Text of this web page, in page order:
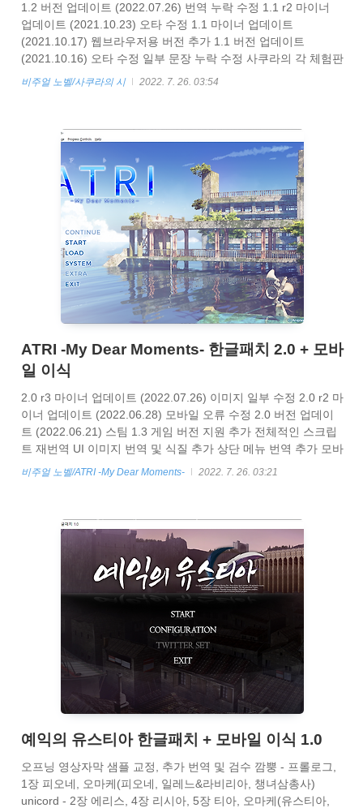
1.2 버전 업데이트 (2022.07.26) 번역 누락 수정 1.1 r2 마이너
업데이트 (2021.10.23) 오타 수정 1.1 마이너 업데이트
(2021.10.17) 웹브라우저용 버전 추가 1.1 버전 업데이트
(2021.10.16) 오타 수정 일부 문장 누락 수정 사쿠라의 각 체험판
한글패치 제작 번역 - unicord 이미지 - 도리진 프로그래밍 - 게지
a7KGpUEwFbGgjOqKiCA1Z-wHfrom/view?usp=sharing
Sakutoki_trial_KR 1.2.zip drive.google.com 아니시면 아래 사이
트에 들어가셔..
비주얼 노벨/사쿠라의 시 2022. 7. 26. 03:54
ATRI -My Dear Moments- 한글패치 2.0 + 모바
일 이식
2.0 r3 마이너 업데이트 (2022.07.26) 이미지 일부 수정 2.0 r2 마
이너 업데이트 (2022.06.28) 모바일 오류 수정 2.0 버전 업데이
트 (2022.06.21) 스팀 1.3 게임 버전 지원 추가 전체적인 스크립
트 재번역 UI 이미지 번역 및 식질 추가 상단 메뉴 번역 추가 모바
일 패치 최적화 및 간결화 1.1 버전 업데이트 (2020.12.20) 모바
patch2.xp3 교체 해주시면됩니다. 번역, 검수, 영상 - UNiCORD
이미지 - 기무・소욘 프로그래밍 - 게지네 해당 패치는 스팀용 만
을 지원합니다. 2022.06.21 기준 최신버전인 1.3 버전 ..
비주얼 노벨/ATRI -My Dear Moments- 2022. 7. 26. 03:21
예익의 유스티아 한글패치 + 모바일 이식 1.0
오프닝 영상자막 샘플 교정, 추가 번역 및 검수 깜뿡 - 프롤로그,
1장 피오네, 오마케(피오네, 일레느&라비리아, 챙녀삼총사)
unicord - 2장 에리스, 4장 리시아, 5장 티아, 오마케(유스티아,